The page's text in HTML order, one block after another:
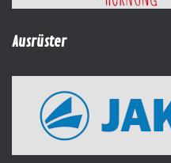
Ausrüster